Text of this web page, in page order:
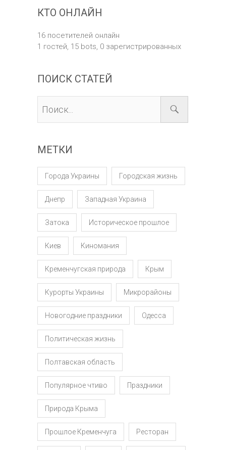
КТО ОНЛАЙН
16 посетителей онлайн
1 гостей, 15 bots, 0 зарегистрированных
ПОИСК СТАТЕЙ
МЕТКИ
Города Украины Городская жизнь
Днепр Западная Украина
Затока Историческое прошлое
Киев Киномания
Кременчугская природа Крым
Курорты Украины Микрорайоны
Новогодние праздники Одесса
Политическая жизнь
Полтавская область
Популярное чтиво Праздники
Природа Крыма
Прошлое Кременчуга Ресторан